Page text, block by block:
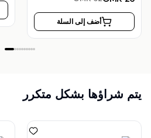
أضف إلى السلة
يتم شراؤها بشكل متكرر